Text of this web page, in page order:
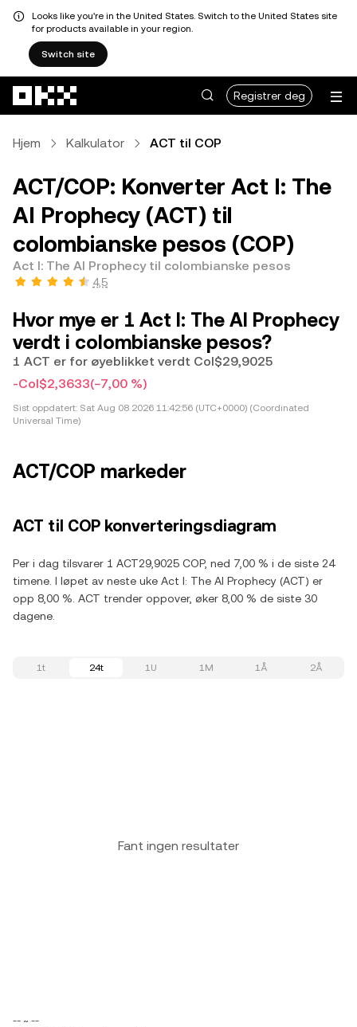
Looks like you're in the United States. Switch to the United States site
for products available in your region.
Switch site
Registrer deg
Hjem Kalkulator ACT til COP
ACT/COP: Konverter Act I: The
AI Prophecy (ACT) til
colombianske pesos (COP)
Act I: The AI Prophecy til colombianske pesos
4,5
Hvor mye er 1 Act I: The AI Prophecy
verdt i colombianske pesos?
1 ACT er for øyeblikket verdt Col$29,9025
-Col$2,3633(−7,00 %)
Sist oppdatert: Sat Aug 08 2026 11:42:56 (UTC+0000) (Coordinated
Universal Time)
ACT/COP markeder
ACT til COP konverteringsdiagram
Per i dag tilsvarer 1 ACT29,9025 COP, ned 7,00 % i de siste 24
timene. I løpet av neste uke Act I: The AI Prophecy (ACT) er
opp 8,00 %. ACT trender oppover, øker 8,00 % de siste 30
dagene.
1t 24t 1U 1M 1Å 2Å
Fant ingen resultater
-- ~ --